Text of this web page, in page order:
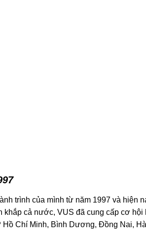
trình của mình từ năm 1997 và hiện
cả nước, VUS đã cung cấp cơ
Hồ Chí Minh, Bình Dương, Đồng Nai,